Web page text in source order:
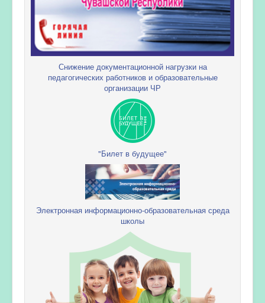
Снижение документационной нагрузки на
педагогических работников и образовательные
организации ЧР
"Билет в будущее"
Электронная информационно-образовательная среда
школы